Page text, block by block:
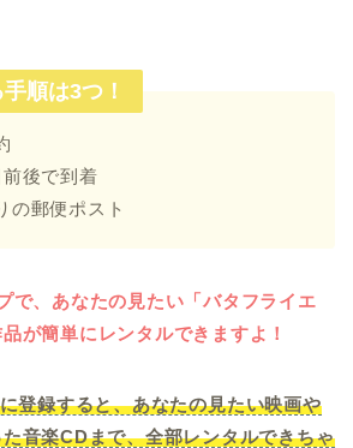
順は3つ！
後で到着
の郵便ポスト
で、あなたの見たい「バタフライエ
が簡単にレンタルできますよ！
登録すると、あなたの見たい映画や
音楽CDまで、全部レンタルできちゃ